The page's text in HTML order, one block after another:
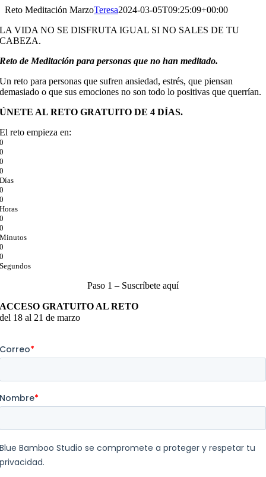
Saltar
contenido
Reto Meditación MarzoTeresa2024-03-05T09:25:09+00:00
LA VIDA NO SE DISFRUTA IGUAL SI NO SALES DE TU
CABEZA.
Reto de Meditación para personas que no han meditado.
Un reto para personas que sufren ansiedad, estrés, que piensan
demasiado o que sus emociones no son todo lo positivas que querrían.
ÚNETE AL RETO GRATUITO DE 4 DÍAS.
El reto empieza en:
0
0
0
0
Días
0
0
Horas
0
0
Minutos
0
0
Segundos
Paso 1 – Suscríbete aquí
ACCESO GRATUITO AL RETO
del 18 al 21 de marzo